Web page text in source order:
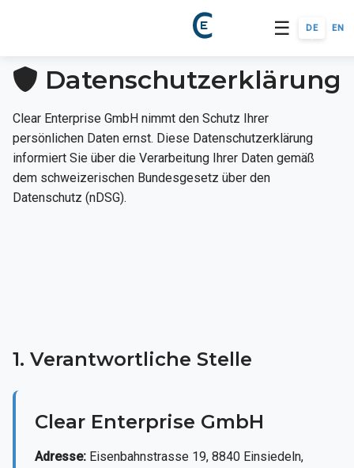
☰ DE EN
Datenschutzerklärung
Clear Enterprise GmbH nimmt den Schutz Ihrer
persönlichen Daten ernst. Diese Datenschutzerklärung
informiert Sie über die Verarbeitung Ihrer Daten gemäß
dem schweizerischen Bundesgesetz über den
Datenschutz (nDSG).
1. Verantwortliche Stelle
Clear Enterprise GmbH
Adresse: Eisenbahnstrasse 19, 8840 Einsiedeln,